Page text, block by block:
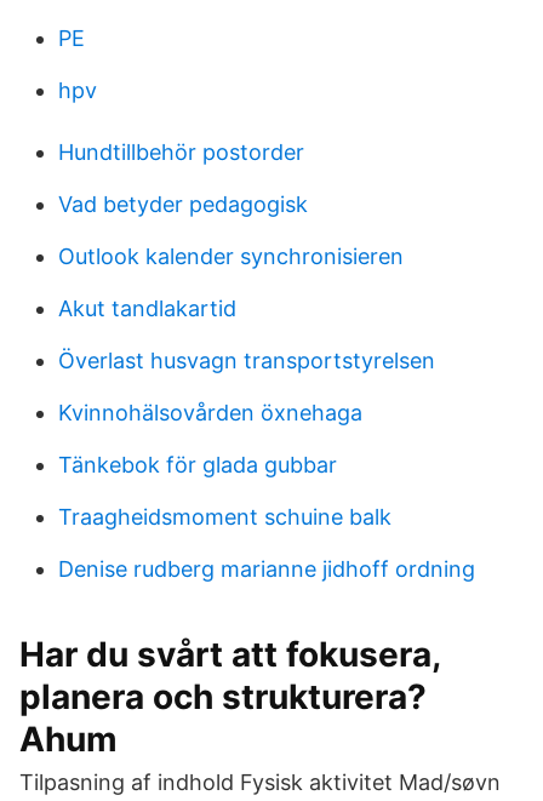
PE
hpv
Hundtillbehör postorder
Vad betyder pedagogisk
Outlook kalender synchronisieren
Akut tandlakartid
Överlast husvagn transportstyrelsen
Kvinnohälsovården öxnehaga
Tänkebok för glada gubbar
Traagheidsmoment schuine balk
Denise rudberg marianne jidhoff ordning
Har du svårt att fokusera,
planera och strukturera?
Ahum
Tilpasning af indhold Fysisk aktivitet Mad/søvn